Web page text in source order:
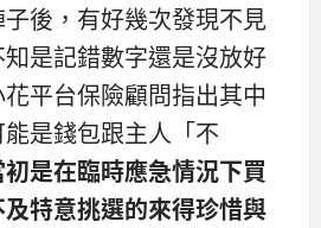
後，有好幾次發現不見
是記錯數字還是沒放好
平台保險顧問指出其中
是錢包跟主人「不
初是在臨時應急情況下買
特意挑選的來得珍惜與